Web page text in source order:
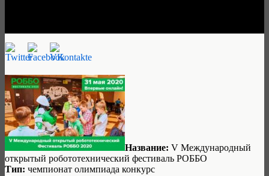
Название: V Международный
открытый робототехнический фестиваль РОББО
Тип: чемпионат олимпиада конкурс